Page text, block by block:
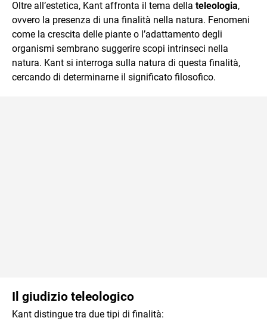
Oltre all’estetica, Kant affronta il tema della teleologia,
ovvero la presenza di una finalità nella natura. Fenomeni
come la crescita delle piante o l’adattamento degli
organismi sembrano suggerire scopi intrinseci nella
natura. Kant si interroga sulla natura di questa finalità,
cercando di determinarne il significato filosofico.
Il giudizio teleologico
Kant distingue tra due tipi di finalità: